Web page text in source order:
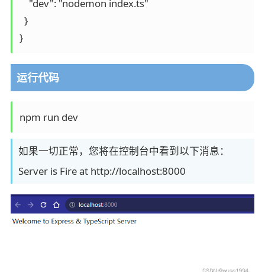
    "dev": "nodemon index.ts"
  }
}
运行代码
如果一切正常，您将在控制台中看到以下消息：
Server is Fire at http://localhost:8000